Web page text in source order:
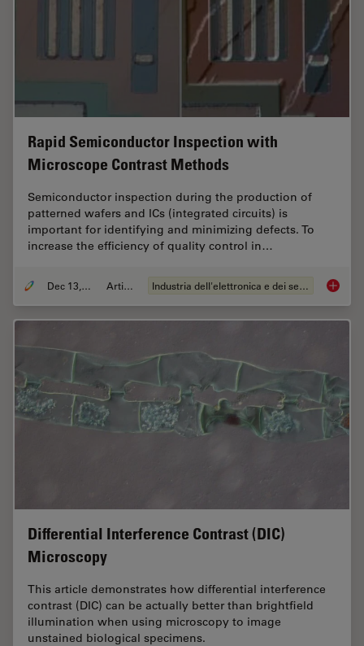
Rapid Semiconductor Inspection with
Microscope Contrast Methods
Semiconductor inspection during the production of
patterned wafers and ICs (integrated circuits) is
important for identifying and minimizing defects. To
increase the efficiency of quality control in…
Dec 13, 2023 Articolo Industria dell'elettronica e dei semiconduttori Rapid
Differential Interference Contrast (DIC)
Microscopy
This article demonstrates how differential interference
contrast (DIC) can be actually better than brightfield
illumination when using microscopy to image
unstained biological specimens.